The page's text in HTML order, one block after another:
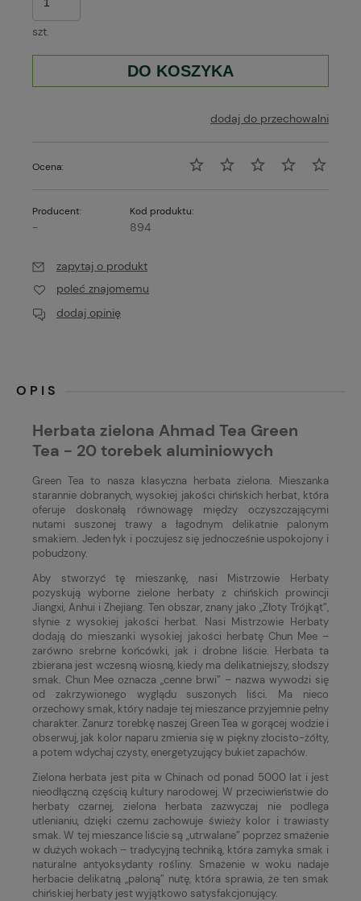
szt.
DO KOSZYKA
dodaj do przechowalni
Ocena:
Producent:
-
Kod produktu:
894
zapytaj o produkt
poleć znajomemu
dodaj opinię
OPIS
Herbata zielona Ahmad Tea Green
Tea - 20 torebek aluminiowych
Green Tea to nasza klasyczna herbata zielona. Mieszanka
starannie dobranych, wysokiej jakości chińskich herbat, która
oferuje doskonałą równowagę między oczyszczającymi
nutami suszonej trawy a łagodnym delikatnie palonym
smakiem. Jeden łyk i poczujesz się jednocześnie uspokojony i
pobudzony.
Aby stworzyć tę mieszankę, nasi Mistrzowie Herbaty
pozyskują wyborne zielone herbaty z chińskich prowincji
Jiangxi, Anhui i Zhejiang. Ten obszar, znany jako „Złoty Trójkąt”,
słynie z wysokiej jakości herbat. Nasi Mistrzowie Herbaty
dodają do mieszanki wysokiej jakości herbatę Chun Mee –
zarówno srebrne końcówki, jak i drobne liście. Herbata ta
zbierana jest wczesną wiosną, kiedy ma delikatniejszy, słodszy
smak. Chun Mee oznacza „cenne brwi” – nazwa wywodzi się
od zakrzywionego wyglądu suszonych liści. Ma nieco
orzechowy smak, który nadaje tej mieszance przyjemnie pełny
charakter. Zanurz torebkę naszej Green Tea w gorącej wodzie i
obserwuj, jak kolor naparu zmienia się w piękny złocisto-żółty,
a potem wdychaj czysty, energetyzujący bukiet zapachów.
Zielona herbata jest pita w Chinach od ponad 5000 lat i jest
nieodłączną częścią kultury narodowej. W przeciwieństwie do
herbaty czarnej, zielona herbata zazwyczaj nie podlega
utlenianiu, dzięki czemu zachowuje świeży kolor i trawiasty
smak. W tej mieszance liście są „utrwalane” poprzez smażenie
w dużych wokach – tradycyjną techniką, która zamyka smak i
naturalne antyoksydanty rośliny. Smażenie w woku nadaje
herbacie delikatną „paloną” nutę, która sprawia, że ten smak
chińskiej herbaty jest wyjątkowo satysfakcjonujący.